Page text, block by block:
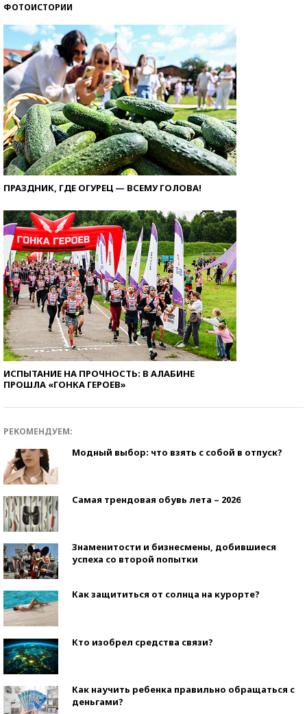
ФОТОИСТОРИИ
ПРАЗДНИК, ГДЕ ОГУРЕЦ — ВСЕМУ ГОЛОВА!
ИСПЫТАНИЕ НА ПРОЧНОСТЬ: В АЛАБИНЕ
ПРОШЛА «ГОНКА ГЕРОЕВ»
РЕКОМЕНДУЕМ:
Модный выбор: что взять с собой в отпуск?
Самая трендовая обувь лета – 2026
Знаменитости и бизнесмены, добившиеся
успеха со второй попытки
Как защититься от солнца на курорте?
Кто изобрел средства связи?
Как научить ребенка правильно обращаться с
деньгами?